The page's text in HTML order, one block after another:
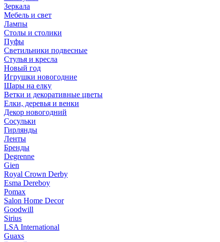
Зеркала
Мебель и свет
Лампы
Столы и столики
Пуфы
Светильники подвесные
Стулья и кресла
Новый год
Игрушки новогодние
Шары на елку
Ветки и декоративные цветы
Елки, деревья и венки
Декор новогодний
Сосульки
Гирлянды
Ленты
Бренды
Degrenne
Gien
Royal Crown Derby
Esma Dereboy
Pomax
Salon Home Decor
Goodwill
Sirius
LSA International
Guaxs